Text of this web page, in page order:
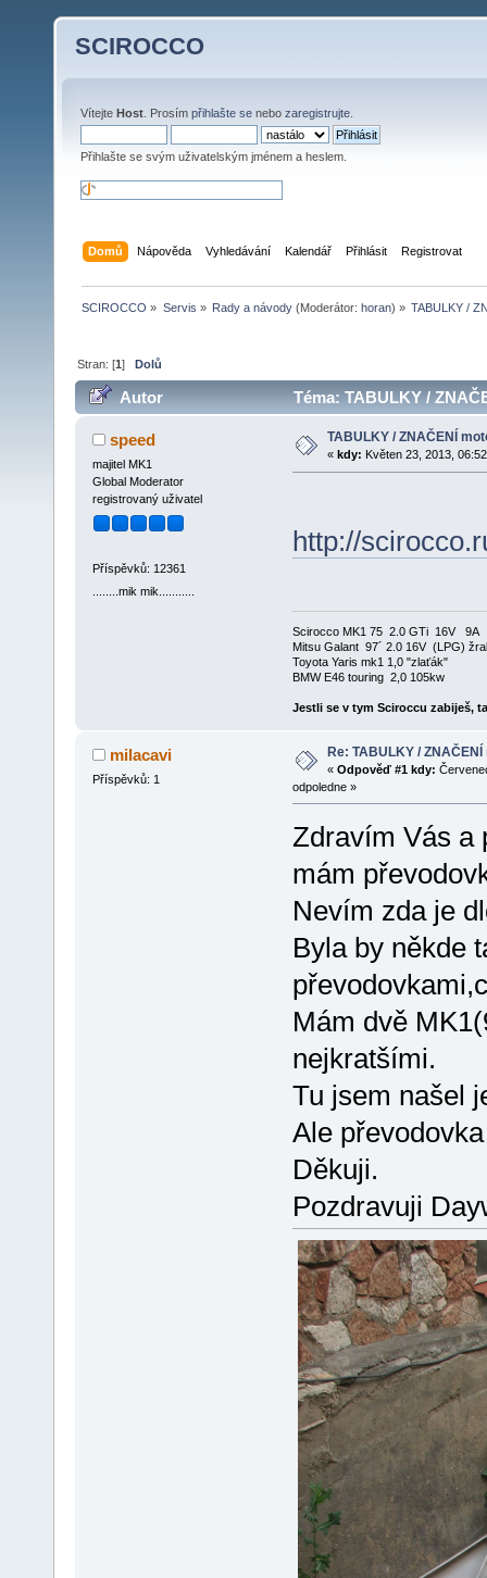
SCIROCCO
Vítejte Host . Prosím přihlašte se nebo zaregistrujte
Přihlašte se svým uživatelským jménem a heslem.
Domů Nápověda Vyhledávání Kalendář Přihlásit Registrovat
SCIROCCO » Servis » Rady a návody(Moderátor: horan) » TABULKY /
Stran: [1]Dolů
Autor Téma: TABULKY /
speed
majitel MK1
Global Moderator
registrovaný uživatel
Příspěvků: 12361
........mik mik...........
TABULKY / ZNAČENÍ
« kdy: Květen 23, 2013,
http://
Scirocco MK1 75 2.0 GTi 16V 9A
Mitsu Galant 97´ 2.0 16V (LPG)
Toyota Yaris mk1 1,0 "zlaťák"
BMW E46 touring 2,0 105kw
Jestli se v tym Sciroccu zabiješ,
milacavi
Příspěvků: 1
Re: TABULKY /
« Odpověď #1 kdy:
odpoledne »
Zdravím Vás a
mám
Nevím zda je
Byla by někde
Mám dvě
nejkratšími.
Tu jsem našel
Ale
Děkuji.
Pozdravuji